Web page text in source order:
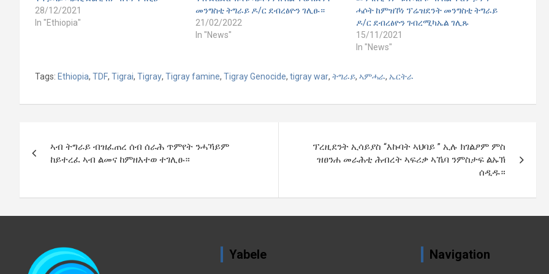
28/12/2021
In "Ethiopia"
መንግስቲ ትግራይ ዶ/ር ደብረፅዮን ገሊፁ።
21/02/2022
In "News"
ሓሶት ከምዝኾነ ፕሬዝደንት መንግስቲ ትግራይ
ዶ/ር ደብረፅዮን ገብረሚካኤል ገሊጹ
15/11/2021
In "News"
Tags: Ethiopia, TDF, Tigrai, Tigray, Tigray famine, Tigray Genocide, tigray war, ትግራይ, ኣምሓራ, ኤርትራ
navigation
ኣብ ትግራይ ብዝፈጠረ ሰብ ሰራሕ ጥምየት ንሓኻይም
ከይተረፈ ኣብ ልመና ከምዘእተወ ተገሊፁ።
ፕረዚደንት ኢሳይያስ “እኩባት ኣህባይ ” ኢሉ ክገልፆም ምስ
ዝፀንሐ መራሕቲ ሕብረት ኣፍሪቃ ኣኼባ ንምስታፍ ልኡኽ
ሰዲዱ።
Yabele Navigation